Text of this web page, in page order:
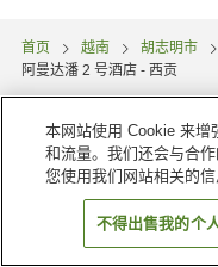
首页 越南 胡志明市
阿曼达潘 2 号酒店 - 西贡
本网站使用 Cookie 来增
和流量。我们还会与合
您使用我们网站相关的信
不得出售我的个